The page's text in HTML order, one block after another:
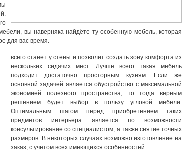
вы наверняка найдёте ту особенную мебель, которая
для вас время.
всего станет у стены и позволит создать зону комфорта из
нескольких сидячих мест. Лучше всего такая мебель
подходит достаточно просторным кухням. Если же
основной задачей является обустройство с максимальной
экономией полезного пространства, то тогда верным
решением будет выбор в пользу угловой мебели.
Оптимальным шагом перед приобретением таких
предметов интерьера является по возможности
консультирование со специалистом, а также снятие точных
размеров. В некоторых случаях возможно изготовление на
заказ, с учетом всех имеющихся особенностей.